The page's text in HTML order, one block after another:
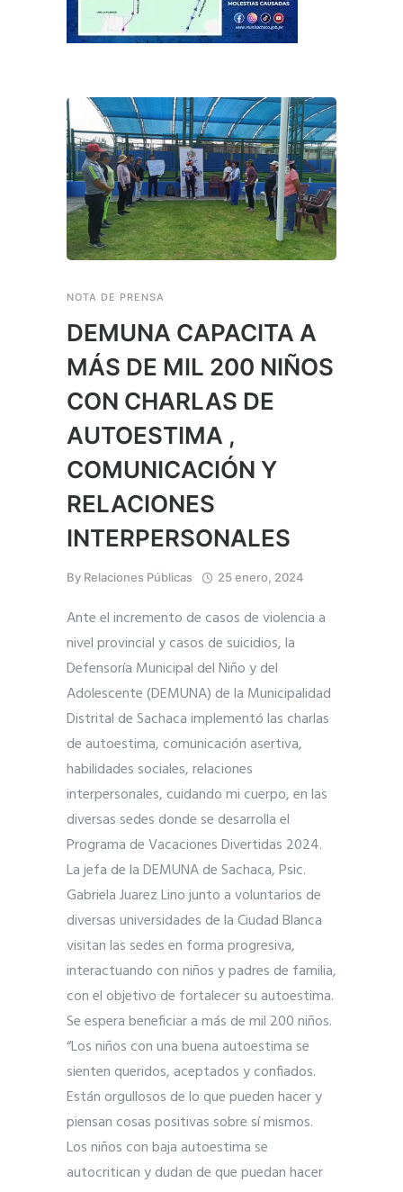
NOTA DE PRENSA
DEMUNA CAPACITA A
MÁS DE MIL 200 NIÑOS
CON CHARLAS DE
AUTOESTIMA ,
COMUNICACIÓN Y
RELACIONES
INTERPERSONALES
By Relaciones Públicas 25 enero, 2024
Ante el incremento de casos de violencia a
nivel provincial y casos de suicidios, la
Defensoría Municipal del Niño y del
Adolescente (DEMUNA) de la Municipalidad
Distrital de Sachaca implementó las charlas
de autoestima, comunicación asertiva,
habilidades sociales, relaciones
interpersonales, cuidando mi cuerpo, en las
diversas sedes donde se desarrolla el
Programa de Vacaciones Divertidas 2024.
La jefa de la DEMUNA de Sachaca, Psic.
Gabriela Juarez Lino junto a voluntarios de
diversas universidades de la Ciudad Blanca
visitan las sedes en forma progresiva,
interactuando con niños y padres de familia,
con el objetivo de fortalecer su autoestima.
Se espera beneficiar a más de mil 200 niños.
“Los niños con una buena autoestima se
sienten queridos, aceptados y confiados.
Están orgullosos de lo que pueden hacer y
piensan cosas positivas sobre sí mismos.
Los niños con baja autoestima se
autocritican y dudan de que puedan hacer